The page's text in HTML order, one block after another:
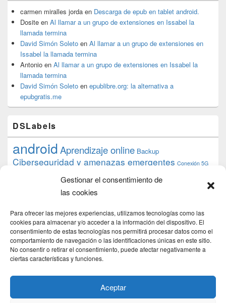
Gestionar el consentimiento de
las cookies
Para ofrecer las mejores experiencias, utilizamos tecnologías como las
cookies para almacenar y/o acceder a la información del dispositivo. El
consentimiento de estas tecnologías nos permitirá procesar datos como el
comportamiento de navegación o las identificaciones únicas en este sitio.
No consentir o retirar el consentimiento, puede afectar negativamente a
ciertas características y funciones.
Aceptar
carmen miralles jorda en Descarga de epub en tablet android.
Dosite en Al llamar a un grupo de extensiones en Issabel la
llamada termina
David Simón Soleto en Al llamar a un grupo de extensiones en
Issabel la llamada termina
Antonio en Al llamar a un grupo de extensiones en Issabel la
llamada termina
David Simón Soleto en epublibre.org: la alternativa a
epubgratis.me
DSLabels
androidAprendizaje online Backup
Ciberseguridad y amenazas emergentes Conexión 5G
datos debian desarrollo web
Formación Google
iphone
proyecto PS4 python Raspberryraspberrypi
raspbian review Servidor Web Sostenibilidad
tecnológicaTecnología torrent
transmissiontutorial ubuntu server Windows